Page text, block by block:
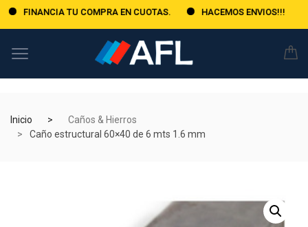
FINANCIA TU COMPRA EN CUOTAS. HACEMOS ENVIOS!!!
Inicio
Caños & Hierros
Caño estructural 60×40 de 6 mts 1.6 mm